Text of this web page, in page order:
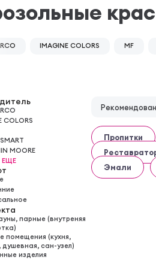
COLORS
MOORE
ЕЩЕ
парные (внутреняя
помещения (кухня,
душевная, сан-узел)
изделия
Пропитки
Эмали
IMAGINE COLORS MF